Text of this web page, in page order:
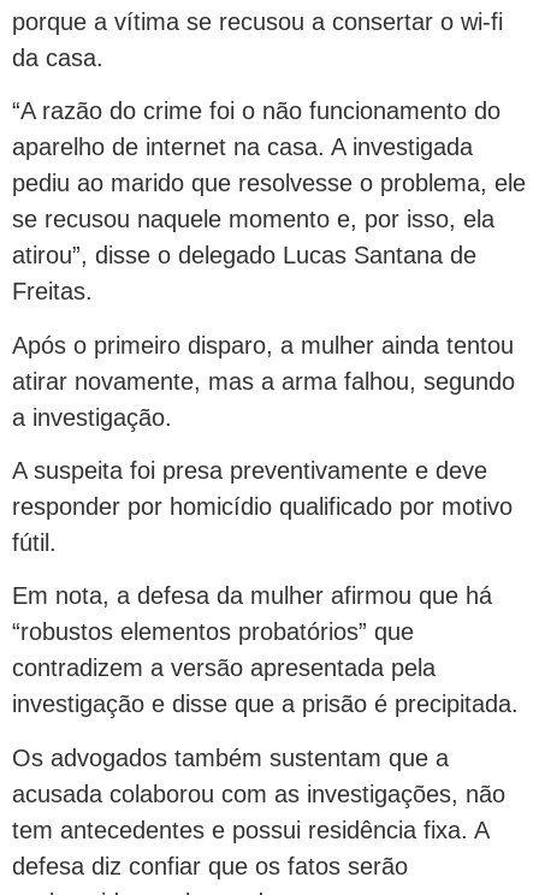
porque a vítima se recusou a consertar o wi-fi
da casa.
“A razão do crime foi o não funcionamento do
aparelho de internet na casa. A investigada
pediu ao marido que resolvesse o problema, ele
se recusou naquele momento e, por isso, ela
atirou”, disse o delegado Lucas Santana de
Freitas.
Após o primeiro disparo, a mulher ainda tentou
atirar novamente, mas a arma falhou, segundo
a investigação.
A suspeita foi presa preventivamente e deve
responder por homicídio qualificado por motivo
fútil.
Em nota, a defesa da mulher afirmou que há
“robustos elementos probatórios” que
contradizem a versão apresentada pela
investigação e disse que a prisão é precipitada.
Os advogados também sustentam que a
acusada colaborou com as investigações, não
tem antecedentes e possui residência fixa. A
defesa diz confiar que os fatos serão